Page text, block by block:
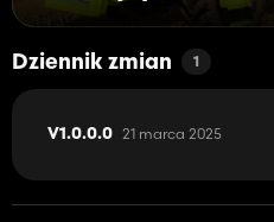
Dziennik zmian 1
V1.0.0.0 21 marca 2025